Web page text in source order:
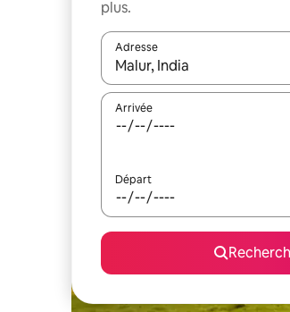
plus.
Adresse
Lorsque les résultats
Arrivée
Départ